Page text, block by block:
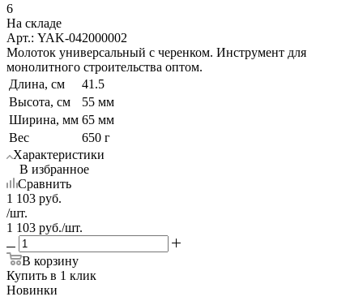
6
На складе
Арт.: YAK-042000002
Молоток универсальный с черенком. Инструмент для
монолитного строительства оптом.
Длина, см
41.5
Высота, см
55 мм
Ширина, мм 65 мм
Вес
650 г
Характеристики
В избранное
Сравнить
1 103 руб.
/шт.
1 103 руб./шт.
В корзину
Купить в 1 клик
Новинки